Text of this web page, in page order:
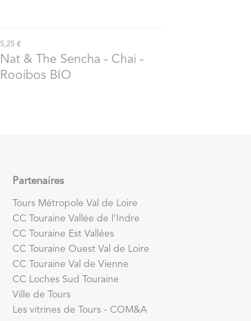
5,25 €
Nat & The Sencha - Chai -
Rooibos BIO
Partenaires
Tours Métropole Val de Loire
CC Touraine Vallée de l’Indre
CC Touraine Est Vallées
CC Touraine Ouest Val de Loire
CC Touraine Val de Vienne
CC Loches Sud Touraine
Ville de Tours
Les vitrines de Tours - COM&A